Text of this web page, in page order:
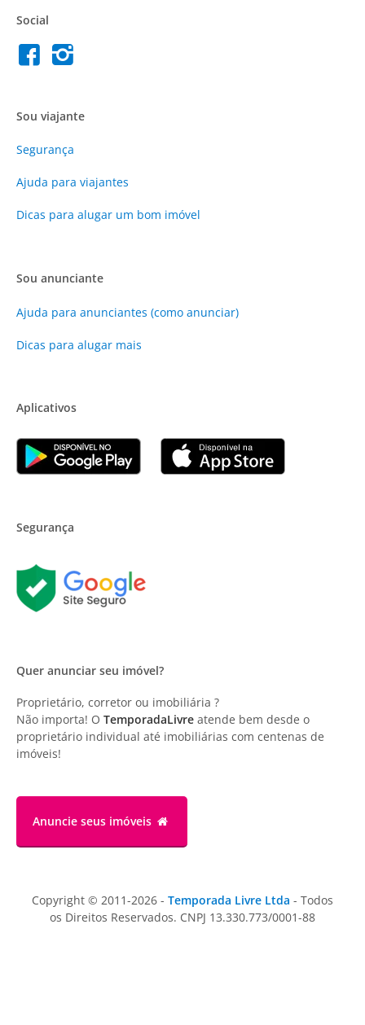
Social
Sou viajante
Segurança
Ajuda para viajantes
Dicas para alugar um bom imóvel
Sou anunciante
Ajuda para anunciantes (como anunciar)
Dicas para alugar mais
Aplicativos
Segurança
Quer anunciar seu imóvel?
Proprietário, corretor ou imobiliária ?
Não importa! O TemporadaLivre atende bem desde o
proprietário individual até imobiliárias com centenas de
imóveis!
Anuncie seus imóveis
Copyright © 2011-2026 - Temporada Livre Ltda - Todos
os Direitos Reservados. CNPJ 13.330.773/0001-88